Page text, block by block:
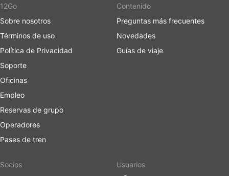
12Go
Sobre nosotros
Términos de uso
Política de Privacidad
Soporte
Oficinas
Empleo
Reservas de grupo
Operadores
Pases de tren
Contenido
Preguntas más frecuentes
Novedades
Guías de viaje
Socios
Usuarios